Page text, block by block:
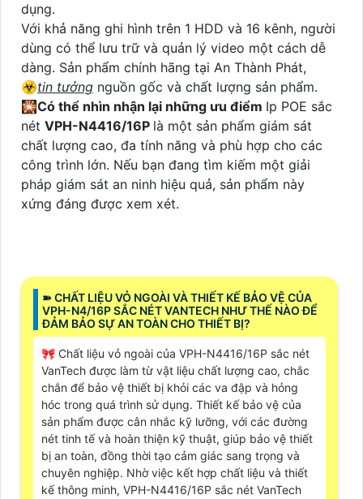
dụng.
Với khả năng ghi hình trên 1 HDD và 16 kênh, người
dùng có thể lưu trữ và quản lý video một cách dễ
dàng. Sản phẩm chính hãng tại An Thành Phát,
☣️tin tưởng nguồn gốc và chất lượng sản phẩm.
🎇Có thể nhìn nhận lại những ưu điểm Ip POE sắc
nét VPH-N4416/16P là một sản phẩm giám sát
chất lượng cao, đa tính năng và phù hợp cho các
công trình lớn. Nếu bạn đang tìm kiếm một giải
pháp giám sát an ninh hiệu quả, sản phẩm này
xứng đáng được xem xét.
➽ CHẤT LIỆU VỎ NGOÀI VÀ THIẾT KẾ BẢO VỆ CỦA
VPH-N4/16P SẮC NÉT VANTECH NHƯ THẾ NÀO ĐỂ
ĐẢM BẢO SỰ AN TOÀN CHO THIẾT BỊ?
🎀 Chất liệu vỏ ngoài của VPH-N4416/16P sắc nét
VanTech được làm từ vật liệu chất lượng cao, chắc
chắn để bảo vệ thiết bị khỏi các va đập và hỏng
hóc trong quá trình sử dụng. Thiết kế bảo vệ của
sản phẩm được cân nhắc kỹ lưỡng, với các đường
nét tinh tế và hoàn thiện kỹ thuật, giúp bảo vệ thiết
bị an toàn, đồng thời tạo cảm giác sang trọng và
chuyên nghiệp. Nhờ việc kết hợp chất liệu và thiết
kế thông minh, VPH-N4416/16P sắc nét VanTech